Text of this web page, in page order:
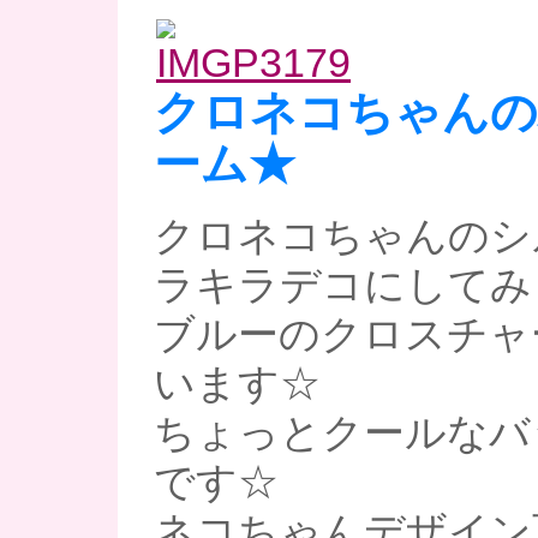
クロネコちゃん
ーム★
クロネコちゃんの
ラキラデコにして
ブルーのクロスチ
います☆
ちょっとクールな
です☆